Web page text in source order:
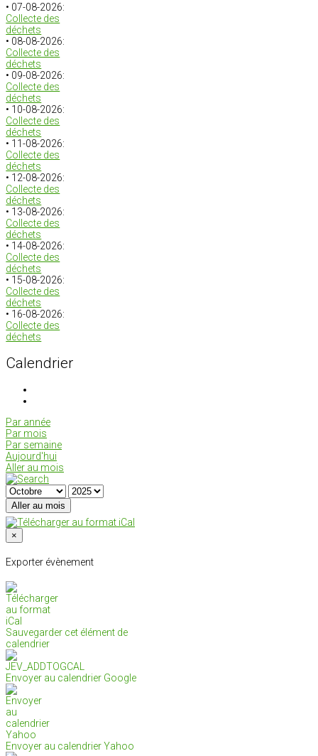
• 07-08-2026:
Collecte des
déchets
• 08-08-2026:
Collecte des
déchets
• 09-08-2026:
Collecte des
déchets
• 10-08-2026:
Collecte des
déchets
• 11-08-2026:
Collecte des
déchets
• 12-08-2026:
Collecte des
déchets
• 13-08-2026:
Collecte des
déchets
• 14-08-2026:
Collecte des
déchets
• 15-08-2026:
Collecte des
déchets
• 16-08-2026:
Collecte des
déchets
Calendrier
Par année
Par mois
Par semaine
Aujourd'hui
Aller au mois
Aller au mois
×
Exporter évènement
Sauvegarder cet élément de
calendrier
Envoyer au calendrier Google
Envoyer au calendrier Yahoo